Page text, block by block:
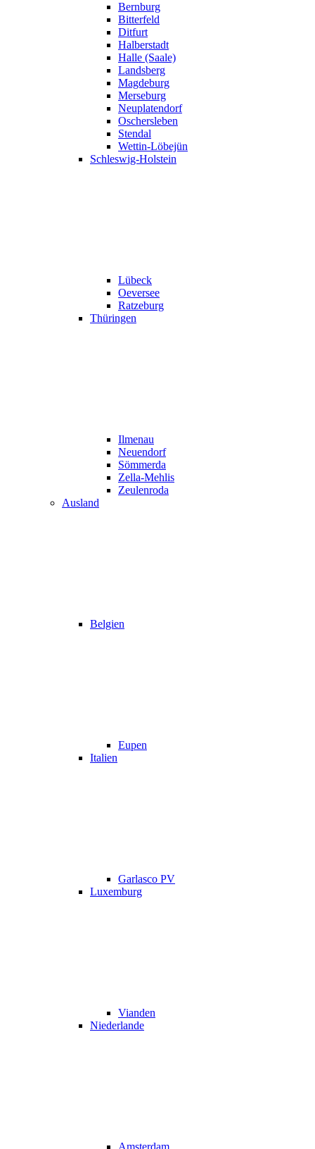
Bernburg
Bitterfeld
Ditfurt
Halberstadt
Halle (Saale)
Landsberg
Magdeburg
Merseburg
Neuplatendorf
Oschersleben
Stendal
Wettin-Löbejün
Schleswig-Holstein
Lübeck
Oeversee
Ratzeburg
Thüringen
Ilmenau
Neuendorf
Sömmerda
Zella-Mehlis
Zeulenroda
Ausland
Belgien
Eupen
Italien
Garlasco PV
Luxemburg
Vianden
Niederlande
Amsterdam